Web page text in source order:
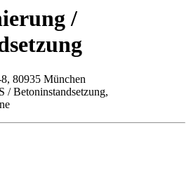
/
80935 München
/ Betoninstandsetzung,